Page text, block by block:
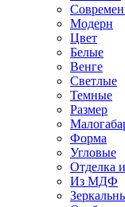
Модерн
Цвет
Белые
Венге
Светлые
Темные
Размер
Форма
Угловые
Отделка
Из МДФ